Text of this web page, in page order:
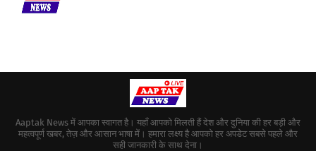
Aaptak News में आपका स्वागत है। यहाँ आपको मिलती हैं देश और दुनिया की हर बड़ी और
महत्वपूर्ण खबर, तेज़ और आसान भाषा में। हमारा लक्ष्य है आपको हर अपडेट सबसे पहले और
सही जानकारी के साथ देना।